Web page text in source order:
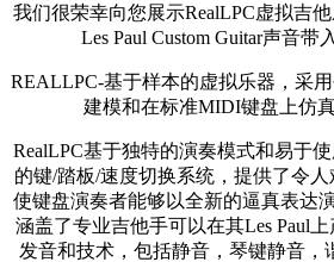
我们很荣幸向您展示RealLPC虚拟吉
Les Paul Custom Guitar声音带
REALLPC-基于样本的虚拟乐器，采
建模和在标准MIDI键盘上仿
RealLPC基于独特的演奏模式和易于
的键/踏板/速度切换系统，提供了令人
使键盘演奏者能够以全新的逼真表达
涵盖了专业吉他手可以在其Les Paul
发音和技术，包括静音，琴键静音，